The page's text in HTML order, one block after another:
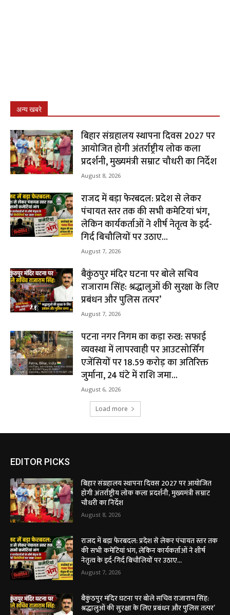
अन्य खबरे
बिहार संग्रहालय स्थापना दिवस 2027 पर
आयोजित होगी अंतर्राष्ट्रीय लोक कला
प्रदर्शनी, मुख्यमंत्री सम्राट चौधरी का निर्देश
August 8, 2026
राजद में बड़ा फेरबदल: प्रदेश से लेकर
पंचायत स्तर तक की सभी कमेटियां भंग,
लेकिन कार्यकर्ताओं ने शीर्ष नेतृत्व के इर्द-
गिर्द बिचौलियों पर उठाए...
August 7, 2026
बैकुंठपुर मंदिर घटना पर बोले सचिव
राजाराम सिंह: श्रद्धालुओं की सुरक्षा के लिए
प्रबंधन और पुलिस तत्पर’
August 7, 2026
पटना नगर निगम का कड़ा रुख: सफाई
व्यवस्था में लापरवाही पर आउटसोर्सिंग
एजेंसियों पर ₹18.59 करोड़ का अतिरिक्त
जुर्माना, 24 घंटे में राशि जमा...
August 6, 2026
Load more
EDITOR PICKS
बिहार संग्रहालय स्थापना दिवस 2027 पर आयोजित
होगी अंतर्राष्ट्रीय लोक कला प्रदर्शनी, मुख्यमंत्री सम्राट
चौधरी का निर्देश
August 8, 2026
राजद में बड़ा फेरबदल: प्रदेश से लेकर पंचायत स्तर तक
की सभी कमेटियां भंग, लेकिन कार्यकर्ताओं ने शीर्ष
नेतृत्व के इर्द-गिर्द बिचौलियों पर उठाए...
August 7, 2026
बैकुंठपुर मंदिर घटना पर बोले सचिव राजाराम सिंह:
श्रद्धालुओं की सुरक्षा के लिए प्रबंधन और पुलिस तत्पर’